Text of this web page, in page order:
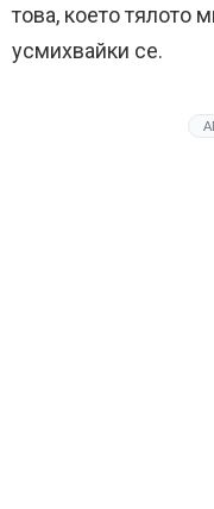
това, което тялото
усмихвайки се.